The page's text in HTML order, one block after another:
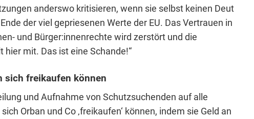
anderswo kritisieren, wenn sie selbst keinen Deut
der viel gepriesenen Werte der EU. Das Vertrauen in
und Bürger:innenrechte wird zerstört und die
hier mit. Das ist eine Schande!“
sich freikaufen können
und Aufnahme von Schutzsuchenden auf alle
Orban und Co ‚freikaufen‘ können, indem sie Geld an